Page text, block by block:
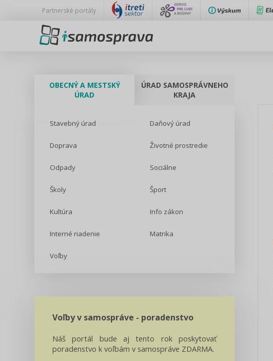
Partnerské portály
OBECNÝ A MESTSKÝ
ÚRAD
ÚRAD SAMOSPRÁVNEHO
KRAJA
Stavebný úrad Daňový úrad
Doprava Životné prostredie
Odpady Sociálne
Školy Šport
Kultúra Info zákon
Interné riadenie Matrika
Voľby
Voľby v samospráve - poradenstvo
Náš portál bude aj tento rok poskytovať
poradenstvo k voľbám v samospráve ZDARMA.